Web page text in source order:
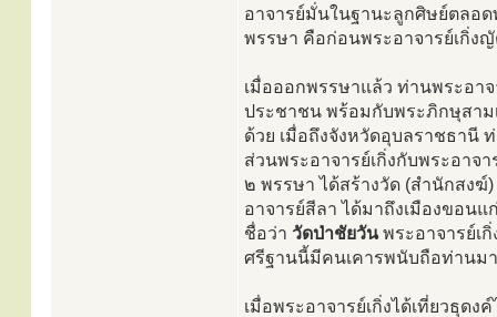
อาจารย์มั่นในฐานะลูกศิษย์ตลอ
พรรษา คือก่อนพระอาจารย์เกิ่ง
เมื่อออกพรรษาแล้ว ท่านพระอา
ประชาชน พร้อมกับพระภิกษุสาม
ด้วย เมื่อถึงจังหวัดอุบลราชธานี
ส่วนพระอาจารย์เกิ่งกับพระอาจ
๒ พรรษา ได้สร้างวัด (สำนักสง
อาจารย์สีลา ได้มาถึงเมืองขอน
ชื่อว่า วัดป่าชัยวันพระอาจารย์เ
ศรีฐานนี้มีคนเคารพนับถือท่านม
เมื่อพระอาจารย์เกิ่งได้เที่ยวธุด